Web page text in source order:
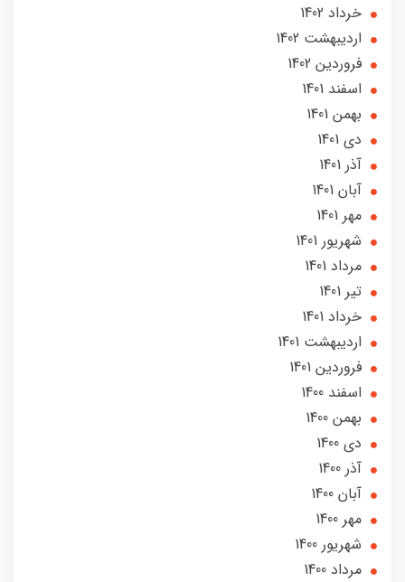
خرداد 1402
ارديبهشت 1402
فروردین 1402
اسفند 1401
بهمن 1401
دی 1401
آذر 1401
آبان 1401
مهر 1401
شهریور 1401
مرداد 1401
تير 1401
خرداد 1401
ارديبهشت 1401
فروردین 1401
اسفند 1400
بهمن 1400
دی 1400
آذر 1400
آبان 1400
مهر 1400
شهریور 1400
مرداد 1400